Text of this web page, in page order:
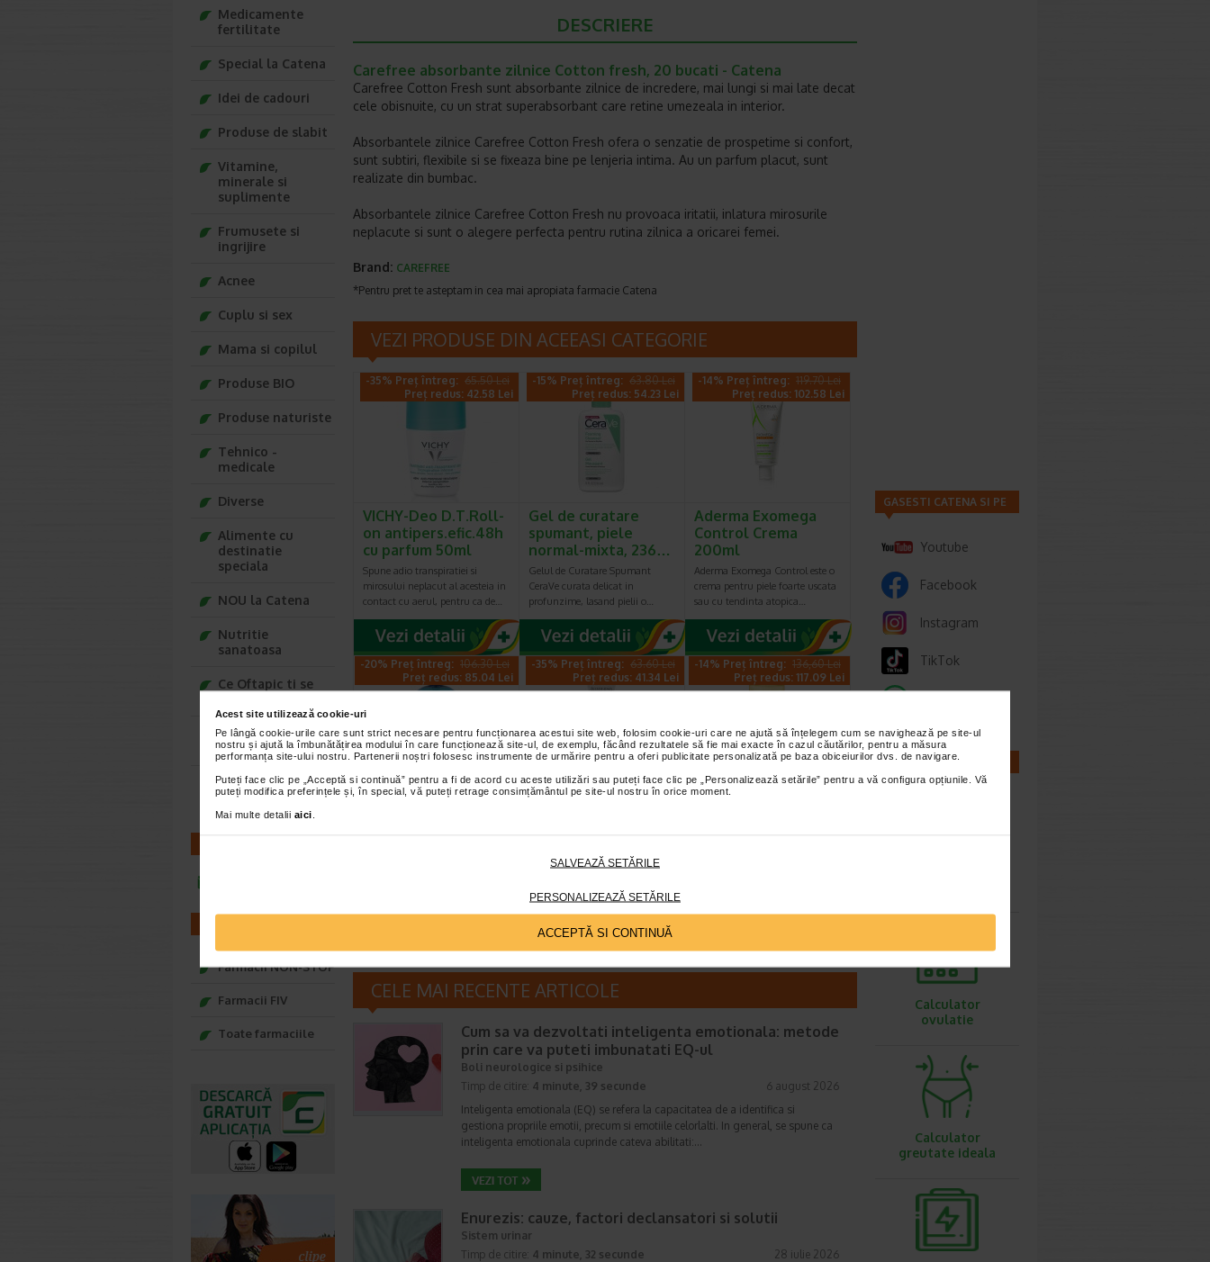
Acest site utilizează cookie-uri
Pe lângă cookie-urile care sunt strict necesare pentru funcționarea acestui site web, folosim cookie-uri care ne ajută să înțelegem cum se navighează pe site-ul
nostru și ajută la îmbunătățirea modului în care funcționează site-ul, de exemplu, făcând rezultatele să fie mai exacte în cazul căutărilor, pentru a măsura
performanța site-ului nostru. Partenerii noștri folosesc instrumente de urmărire pentru a oferi publicitate personalizată pe baza obiceiurilor dvs. de navigare.
Puteți face clic pe „Acceptă si continuă” pentru a fi de acord cu aceste utilizări sau puteți face clic pe „Personalizează setările” pentru a vă configura opțiunile. Vă
puteți modifica preferințele și, în special, vă puteți retrage consimțământul pe site-ul nostru în orice moment.
Mai multe detalii aici
SALVEAZĂ SETĂRILE
PERSONALIZEAZĂ SETĂRILE
ACCEPTĂ SI CONTINUĂ
DESCRIERE
Carefree absorbante zilnice Cotton fresh, 20 bucati - Catena
Carefree Cotton Fresh sunt absorbante zilnice de incredere, mai lungi si mai late decat
cele obisnuite, cu un strat superabsorbant care retine umezeala in interior.
Absorbantele zilnice Carefree Cotton Fresh ofera o senzatie de prospetime si confort,
sunt subtiri, flexibile si se fixeaza bine pe lenjeria intima. Au un parfum placut, sunt
realizate din bumbac.
Absorbantele zilnice Carefree Cotton Fresh nu provoaca iritatii, inlatura mirosurile
neplacute si sunt o alegere perfecta pentru rutina zilnica a oricarei femei.
Brand: CAREFREE
*Pentru pret te asteptam in cea mai apropiata farmacie Catena
VEZI PRODUSE DIN ACEEASI CATEGORIE
-35% Preț întreg: 65.50 Lei
Preț redus: 42.58 Lei
VICHY-Deo D.T.Roll-
on antipers.efic.48h
cu parfum 50ml
Spune adio transpiratiei si
mirosului neplacut al acesteia in
contact cu aerul, pentru ca de…
-15% Preț întreg: 63.80 Lei
Preț redus: 54.23 Lei
Gel de curatare
spumant, piele
normal-mixta, 236…
Gelul de Curatare Spumant
CeraVe curata delicat in
profunzime, lasand pielii o…
-14% Preț întreg: 119.70 Lei
Preț redus: 102.58 Lei
Aderma Exomega
Control Crema
200ml
Aderma Exomega Control este o
crema pentru piele foarte uscata
sau cu tendinta atopica…
-20% Preț întreg: 106.30 Lei
Preț redus: 85.04 Lei
Atoderm gel de dus,
-35% Preț întreg: 63.60 Lei
Preț redus: 41.34 Lei
Crema reparatoare
Este un produs de ingrijire a pielii
ultra-reparator care calmeaza si
-14% Preț întreg: 136,60 Lei
Preț redus: 117.09 Lei
Avene Xeracalm A.D.
CELE MAI RECENTE ARTICOLE
Cum sa va dezvoltati inteligenta emotionala: metode
prin care va puteti imbunatati EQ-ul
Boli neurologice si psihice
Timp de citire: 4 minute, 39 secunde
6 august 2026
Inteligenta emotionala (EQ) se refera la capacitatea de a identifica si
gestiona propriile emotii, precum si emotiile celorlalti. In general, se spune ca
inteligenta emotionala cuprinde cateva abilitati:…
Enurezis: cauze, factori declansatori si solutii
Sistem urinar
Timp de citire: 4 minute, 32 secunde
28 iulie 2026
Medicamente
fertilitate
Special la Catena
Idei de cadouri
Produse de slabit
Vitamine,
minerale si
suplimente
Frumusete si
ingrijire
Acnee
Cuplu si sex
Mama si copilul
Produse BIO
Produse naturiste
Tehnico -
medicale
Diverse
Alimente cu
destinatie
speciala
NOU la Catena
Nutritie
sanatoasa
Ce Oftapic ti se
Adora – Adorabili
din prima clipa
Seturi cadou
Baylis&Harding
Farmacii NON-STOP
Farmacii FIV
Toate farmaciile
GASESTI CATENA SI PE
Youtube
Facebook
Instagram
TikTok
CALCULATOARE
Calculator
ovulatie
Calculator
greutate ideala